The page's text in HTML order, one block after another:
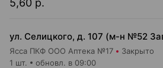
5,60 р.
Ясса ПКФ ООО Аптека №17 Закрыто
1 шт. обновл. в 09:00